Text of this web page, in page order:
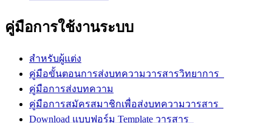
คู่มือการใช้งานระบบ
สำหรับผู้แต่ง
คู่มือขั้นตอนการส่งบทความวารสารวิทยาการ
คู่มือการส่งบทความ
คู่มือการสมัครสมาชิกเพื่อส่งบทความวารสาร
Download แบบฟอร์ม Template วารสาร